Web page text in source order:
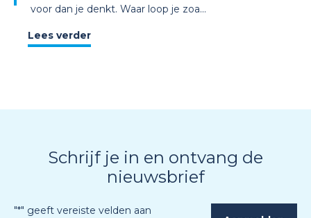
voor dan je denkt. Waar loop je zoa...
Lees verder
Schrijf je in en ontvang de
nieuwsbrief
"*" geeft vereiste velden aan